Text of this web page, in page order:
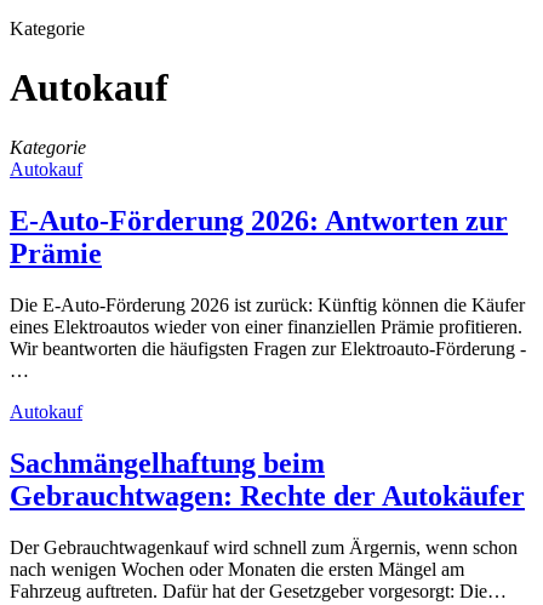
Kategorie
Autokauf
Kategorie
Autokauf
E-Auto-Förderung 2026: Antworten zur
Prämie
Die E-Auto-Förderung 2026 ist zurück: Künftig können die Käufer
eines Elektroautos wieder von einer finanziellen Prämie profitieren.
Wir beantworten die häufigsten Fragen zur Elektroauto-Förderung -
…
Autokauf
Sachmängelhaftung beim
Gebrauchtwagen: Rechte der Autokäufer
Der Gebrauchtwagenkauf wird schnell zum Ärgernis, wenn schon
nach wenigen Wochen oder Monaten die ersten Mängel am
Fahrzeug auftreten. Dafür hat der Gesetzgeber vorgesorgt: Die…